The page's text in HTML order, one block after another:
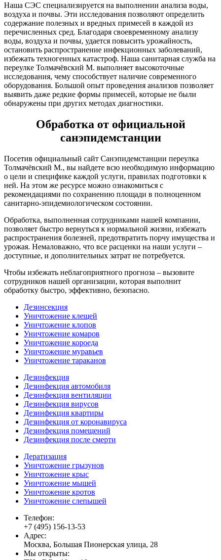
Наша СЭС специализируется на выполнении анализа воды,
воздуха и почвы. Эти исследования позволяют определить
содержание полезных и вредных примесей в каждой из
перечисленных сред. Благодаря своевременному анализу
воды, воздуха и почвы, удается повысить урожайность,
остановить распространение инфекционных заболеваний,
избежать техногенных катастроф. Наша санитарная служба на
переулке Толмачёвский М. выполняет высокоточные
исследования, чему способствует наличие современного
оборудования. Большой опыт проведения анализов позволяет
выявить даже редкие формы примесей, которые не были
обнаружены при других методах диагностики.
Обработка от официальной
санэпидемстанции
Посетив официальный сайт Санэпидемстанции переулка
Толмачёвский М., вы найдете всю необходимую информацию
о цели и специфике каждой услуги, правилах подготовки к
ней. На этом же ресурсе можно ознакомиться с
рекомендациями по сохранению площади в полноценном
санитарно-эпидемиологическом состоянии.
Обработка, выполненная сотрудниками нашей компании,
позволяет быстро вернуться к нормальной жизни, избежать
распространения болезней, предотвратить порчу имущества и
урожая. Немаловажно, что все расценки на наши услуги –
доступные, и дополнительных затрат не потребуется.
Чтобы избежать неблагоприятного прогноза – вызовите
сотрудников нашей организации, которая выполнит
обработку быстро, эффективно, безопасно.
Дезинсекция
Уничтожение клещей
Уничтожение клопов
Уничтожение комаров
Уничтожение короеда
Уничтожение муравьев
Уничтожение тараканов
Дезинфекция
Дезинфекция автомобиля
Дезинфекция вентиляции
Дезинфекция вирусов
Дезинфекция квартиры
Дезинфекция от коронавируса
Дезинфекция помещений
Дезинфекция после смерти
Дератизация
Уничтожение грызунов
Уничтожение крыс
Уничтожение мышей
Уничтожение кротов
Уничтожение слепышей
Телефон:
+7 (495) 156-13-53
Адрес:
Москва, Большая Пионерская улица, 28
Мы открыты: